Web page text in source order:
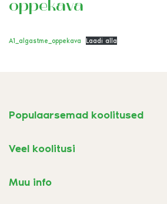
õppekava
A1_algastme_oppekava Laadi alla
Populaarsemad koolitused
Veel koolitusi
Muu info